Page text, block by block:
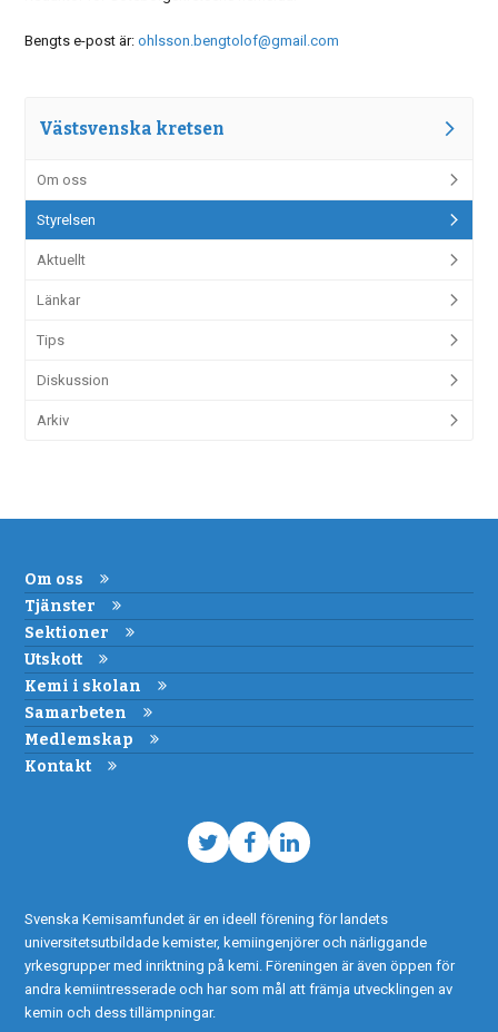
Bengts e-post är:ohlsson.bengtolof@gmail.com
Västsvenska kretsen
Om oss
Styrelsen
Aktuellt
Länkar
Tips
Diskussion
Arkiv
Om oss
Tjänster
Sektioner
Utskott
Kemi i skolan
Samarbeten
Medlemskap
Kontakt
TwitterFacebook
LinkedIn
Svenska Kemisamfundet är en ideell förening för landets
universitetsutbildade kemister, kemiingenjörer och närliggande
yrkesgrupper med inriktning på kemi. Föreningen är även öppen för
andra kemiintresserade och har som mål att främja utvecklingen av
kemin och dess tillämpningar.